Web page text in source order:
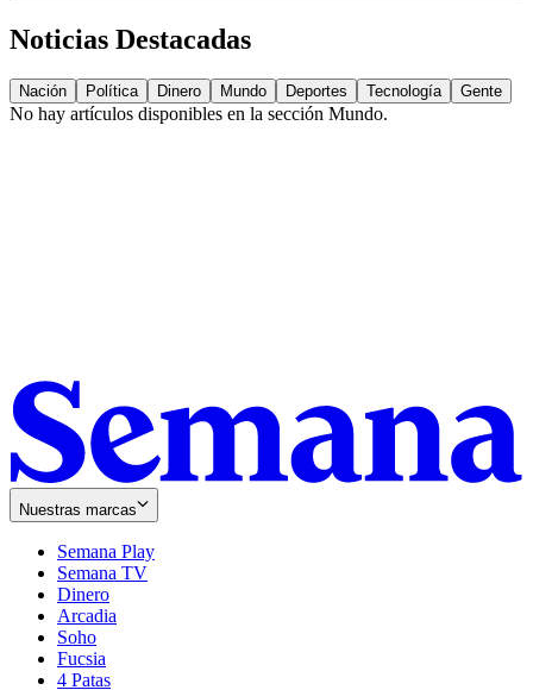
Noticias Destacadas
Nación Política Dinero Mundo Deportes Tecnología Gente
No hay artículos disponibles en la sección Mundo.
Nuestras marcas
Semana Play
Semana TV
Dinero
Arcadia
Soho
in
new
Fucsia
in
4 Patas